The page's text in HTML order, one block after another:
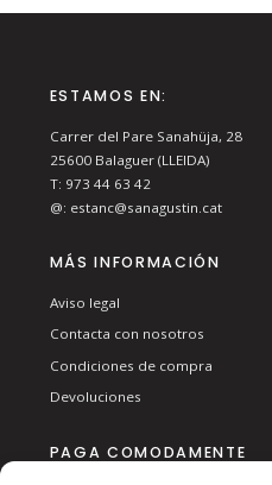
ESTAMOS EN:
Carrer del Pare Sanahüja, 28
25600 Balaguer (LLEIDA)
T: 973 44 63 42
@: estanc@sanagustin.cat
MÁS INFORMACIÓN
Aviso legal
Contacta con nosotros
Condiciones de compra
Devoluciones
PAGA COMODAMENTE